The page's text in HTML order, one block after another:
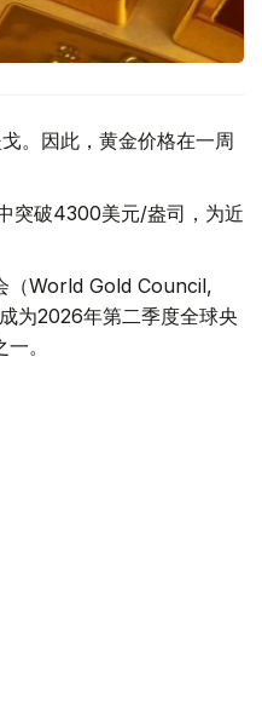
。因此，黄金价格在一周
突破4300美元/盎司，为近
（World Gold Council,
为2026年第二季度全球央
。